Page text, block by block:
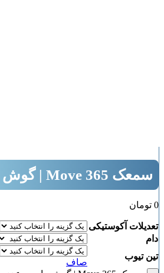
سمعک Move 365 | گوش راست
0 تومان
تعدیلات آکوستیکی
دام
تین تیوب
صاف